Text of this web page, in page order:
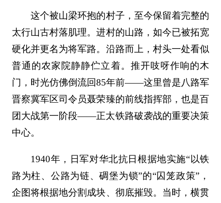
这个被山梁环抱的村子，至今保留着完整的
太行山古村落肌理。进村的山路，如今已被拓宽
硬化并更名为将军路。沿路而上，村头一处看似
普通的农家院静静伫立着。推开吱呀作响的木
门，时光仿佛倒流回85年前——这里曾是八路军
晋察冀军区司令员聂荣臻的前线指挥部，也是百
团大战第一阶段——正太铁路破袭战的重要决策
中心。
1940年，日军对华北抗日根据地实施“以铁
路为柱、公路为链、碉堡为锁”的“囚笼政策”，
企图将根据地分割成块、彻底摧毁。当时，横贯